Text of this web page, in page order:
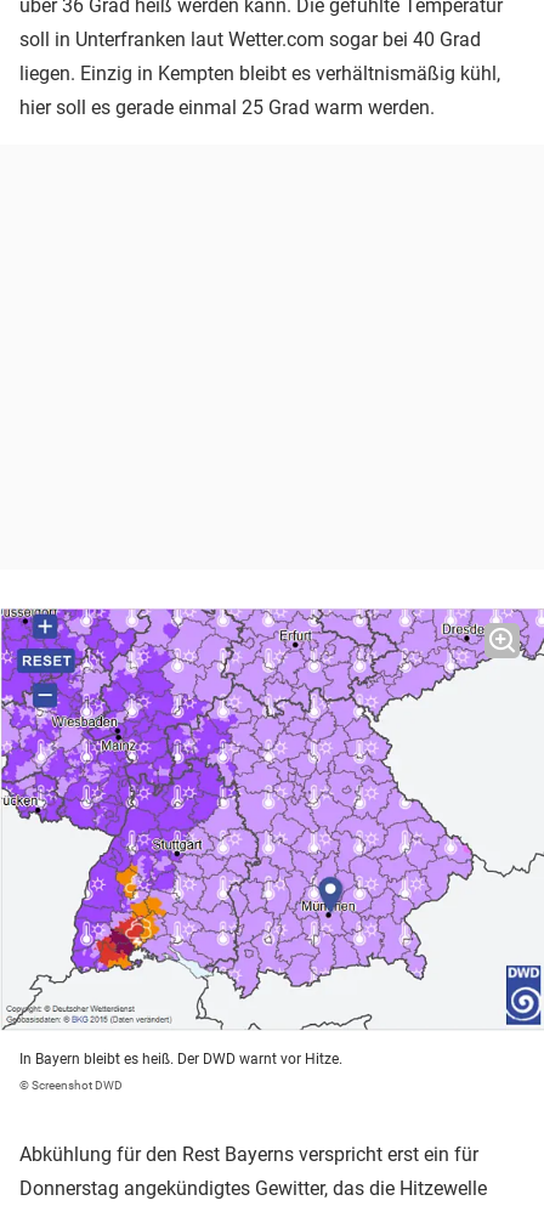
über 36 Grad heiß werden kann. Die gefühlte Temperatur
soll in Unterfranken laut Wetter.com sogar bei 40 Grad
liegen. Einzig in Kempten bleibt es verhältnismäßig kühl,
hier soll es gerade einmal 25 Grad warm werden.
In Bayern bleibt es heiß. Der DWD warnt vor Hitze.
© Screenshot DWD
Abkühlung für den Rest Bayerns verspricht erst ein für
Donnerstag angekündigtes Gewitter, das die Hitzewelle